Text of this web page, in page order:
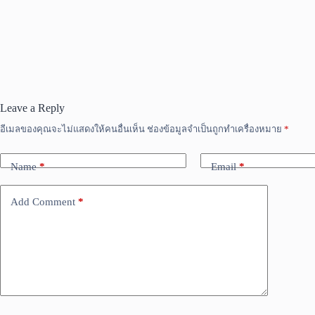
Leave a Reply
อีเมลของคุณจะไม่แสดงให้คนอื่นเห็น ช่องข้อมูลจำเป็นถูกทำเครื่องหมาย *
Name* Email*
Add Comment *